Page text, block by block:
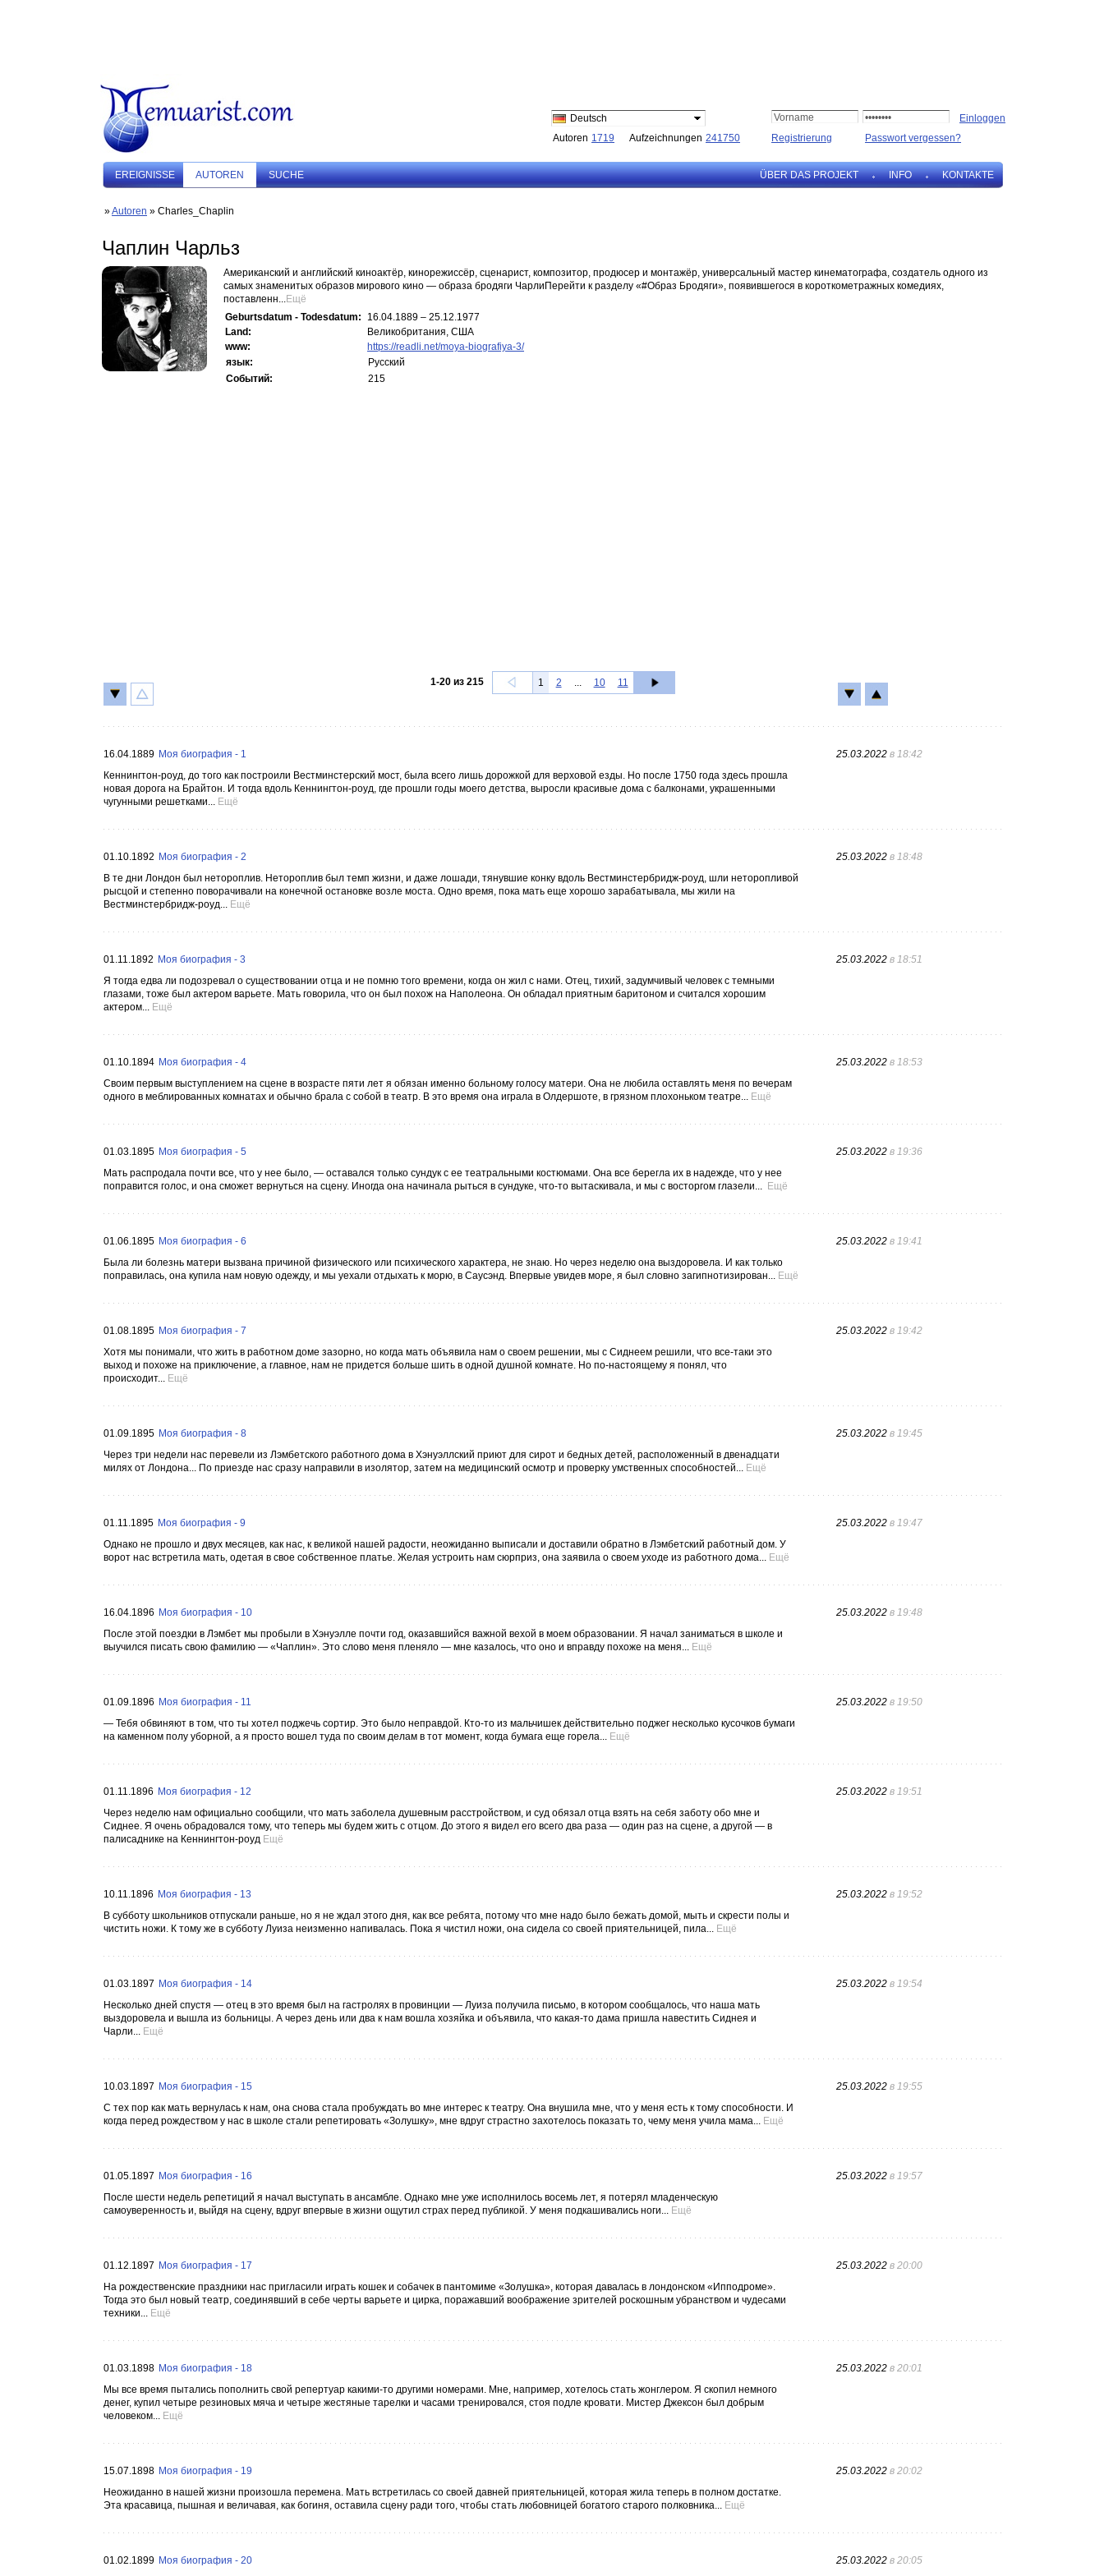
Deutsch
Autoren 1719 Aufzeichnungen 241750 Registrierung Passwort vergessen?
EREIGNISSE AUTOREN SUCHE ÜBER DAS PROJEKT INFO KONTAKTE
»Autoren » Charles_Chaplin
Чаплин Чарльз
Американский и английский киноактёр, кинорежиссёр, сценарист, композитор, продюсер и монтажёр, универсальный мастер кинематографа, создатель одного из
самых знаменитых образов мирового кино — образа бродяги ЧарлиПерейти к разделу «#Образ Бродяги», появившегося в короткометражных комедиях,
поставленн...Ещё
Geburtsdatum - Todesdatum:
16.04.1889 – 25.12.1977
Land:
Великобритания, США
www:
https://readli.net/moya-biografiya-3/
язык:
Русский
Событий:
215
1-20из 215 1 2 ... 10 11
16.04.1889 Моя биография - 1
Кеннингтон-роуд, до того как построили Вестминстерский мост, была всего лишь дорожкой для верховой езды. Но после 1750 года здесь прошла
новая дорога на Брайтон. И тогда вдоль Кеннингтон-роуд, где прошли годы моего детства, выросли красивые дома с балконами, украшенными
чугунными решетками... Ещё
25.03.2022 в 18:42
01.10.1892 Моя биография - 2
В те дни Лондон был нетороплив. Нетороплив был темп жизни, и даже лошади, тянувшие конку вдоль Вестминстербридж-роуд, шли неторопливой
рысцой и степенно поворачивали на конечной остановке возле моста. Одно время, пока мать еще хорошо зарабатывала, мы жили на
Вестминстербридж-роуд... Ещё
25.03.2022 в 18:48
01.11.1892 Моя биография - 3
Я тогда едва ли подозревал о существовании отца и не помню того времени, когда он жил с нами. Отец, тихий, задумчивый человек с темными
глазами, тоже был актером варьете. Мать говорила, что он был похож на Наполеона. Он обладал приятным баритоном и считался хорошим
актером... Ещё
25.03.2022 в 18:51
01.10.1894 Моя биография - 4
Своим первым выступлением на сцене в возрасте пяти лет я обязан именно больному голосу матери. Она не любила оставлять меня по вечерам
одного в меблированных комнатах и обычно брала с собой в театр. В это время она играла в Олдершоте, в грязном плохоньком театре... Ещё
25.03.2022 в 18:53
01.03.1895 Моя биография - 5
Мать распродала почти все, что у нее было, — оставался только сундук с ее театральными костюмами. Она все берегла их в надежде, что у нее
поправится голос, и она сможет вернуться на сцену. Иногда она начинала рыться в сундуке, что-то вытаскивала, и мы с восторгом глазели... Ещё
25.03.2022 в 19:36
01.06.1895 Моя биография - 6
Была ли болезнь матери вызвана причиной физического или психического характера, не знаю. Но через неделю она выздоровела. И как только
поправилась, она купила нам новую одежду, и мы уехали отдыхать к морю, в Саусэнд. Впервые увидев море, я был словно загипнотизирован... Ещё
25.03.2022 в 19:41
01.08.1895 Моя биография - 7
Хотя мы понимали, что жить в работном доме зазорно, но когда мать объявила нам о своем решении, мы с Сиднеем решили, что все-таки это
выход и похоже на приключение, а главное, нам не придется больше шить в одной душной комнате. Но по-настоящему я понял, что
происходит... Ещё
25.03.2022 в 19:42
01.09.1895 Моя биография - 8
Через три недели нас перевели из Лэмбетского работного дома в Хэнуэллский приют для сирот и бедных детей, расположенный в двенадцати
милях от Лондона... По приезде нас сразу направили в изолятор, затем на медицинский осмотр и проверку умственных способностей... Ещё
25.03.2022 в 19:45
01.11.1895 Моя биография - 9
Однако не прошло и двух месяцев, как нас, к великой нашей радости, неожиданно выписали и доставили обратно в Лэмбетский работный дом. У
ворот нас встретила мать, одетая в свое собственное платье. Желая устроить нам сюрприз, она заявила о своем уходе из работного дома... Ещё
25.03.2022 в 19:47
16.04.1896 Моя биография - 10
После этой поездки в Лэмбет мы пробыли в Хэнуэлле почти год, оказавшийся важной вехой в моем образовании. Я начал заниматься в школе и
выучился писать свою фамилию — «Чаплин». Это слово меня пленяло — мне казалось, что оно и вправду похоже на меня... Ещё
25.03.2022 в 19:48
01.09.1896 Моя биография - 11
— Тебя обвиняют в том, что ты хотел поджечь сортир. Это было неправдой. Кто-то из мальчишек действительно поджег несколько кусочков бумаги
на каменном полу уборной, а я просто вошел туда по своим делам в тот момент, когда бумага еще горела... Ещё
25.03.2022 в 19:50
01.11.1896 Моя биография - 12
Через неделю нам официально сообщили, что мать заболела душевным расстройством, и суд обязал отца взять на себя заботу обо мне и
Сиднее. Я очень обрадовался тому, что теперь мы будем жить с отцом. До этого я видел его всего два раза — один раз на сцене, а другой — в
палисаднике на Кеннингтон-роуд Ещё
25.03.2022 в 19:51
10.11.1896 Моя биография - 13
В субботу школьников отпускали раньше, но я не ждал этого дня, как все ребята, потому что мне надо было бежать домой, мыть и скрести полы и
чистить ножи. К тому же в субботу Луиза неизменно напивалась. Пока я чистил ножи, она сидела со своей приятельницей, пила... Ещё
25.03.2022 в 19:52
01.03.1897 Моя биография - 14
Несколько дней спустя — отец в это время был на гастролях в провинции — Луиза получила письмо, в котором сообщалось, что наша мать
выздоровела и вышла из больницы. А через день или два к нам вошла хозяйка и объявила, что какая-то дама пришла навестить Сиднея и
Чарли... Ещё
25.03.2022 в 19:54
10.03.1897 Моя биография - 15
С тех пор как мать вернулась к нам, она снова стала пробуждать во мне интерес к театру. Она внушила мне, что у меня есть к тому способности. И
когда перед рождеством у нас в школе стали репетировать «Золушку», мне вдруг страстно захотелось показать то, чему меня учила мама... Ещё
25.03.2022 в 19:55
01.05.1897 Моя биография - 16
После шести недель репетиций я начал выступать в ансамбле. Однако мне уже исполнилось восемь лет, я потерял младенческую
самоуверенность и, выйдя на сцену, вдруг впервые в жизни ощутил страх перед публикой. У меня подкашивались ноги... Ещё
25.03.2022 в 19:57
01.12.1897 Моя биография - 17
На рождественские праздники нас пригласили играть кошек и собачек в пантомиме «Золушка», которая давалась в лондонском «Ипподроме».
Тогда это был новый театр, соединявший в себе черты варьете и цирка, поражавший воображение зрителей роскошным убранством и чудесами
техники... Ещё
25.03.2022 в 20:00
01.03.1898 Моя биография - 18
Мы все время пытались пополнить свой репертуар какими-то другими номерами. Мне, например, хотелось стать жонглером. Я скопил немного
денег, купил четыре резиновых мяча и четыре жестяные тарелки и часами тренировался, стоя подле кровати. Мистер Джексон был добрым
человеком... Ещё
25.03.2022 в 20:01
15.07.1898 Моя биография - 19
Неожиданно в нашей жизни произошла перемена. Мать встретилась со своей давней приятельницей, которая жила теперь в полном достатке.
Эта красавица, пышная и величавая, как богиня, оставила сцену ради того, чтобы стать любовницей богатого старого полковника... Ещё
25.03.2022 в 20:02
01.02.1899 Моя биография - 20 25.03.2022 в 20:05